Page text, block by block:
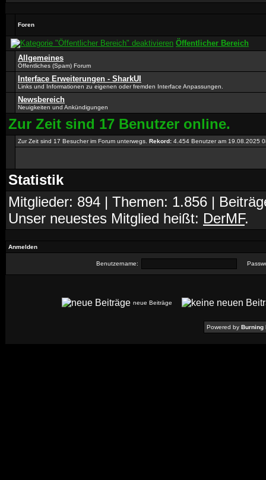
Foren
Öffentlicher Bereich
Allgemeines
Öffentliches (Spam) Forum
Interface Erweiterungen - SharkUI
Links und Informationen zu eigenen oder fremden Interface Anpassungen.
Newsbereich
Neuigkeiten und Ankündigungen
Zur Zeit sind 17 Benutzer online.
Zur Zeit sind 17 Besucher im Forum unterwegs. Rekord: 4.454 Benutzer am 19.08.2025
Statistik
Mitglieder: 894 | Themen: 1.856 |
Unser neuestes Mitglied heißt: DerMF.
Anmelden
Benutzername:
neue Beiträge
Powered by Burning